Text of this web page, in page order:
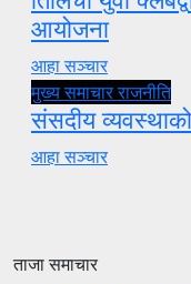
आयोजना
आहा सञ्चार
मुख्य समाचारराजनीति
संसदीय
आहा सञ्चार
ताजा समाचार